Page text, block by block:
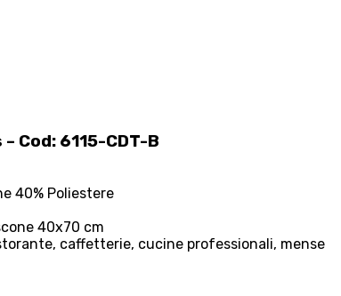
Cod: 6115-CDT-B
40% Poliestere
40x70 cm
caffetterie, cucine professionali, mense